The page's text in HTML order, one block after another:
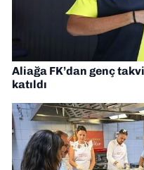
Aliağa FK’dan genç
katıldı